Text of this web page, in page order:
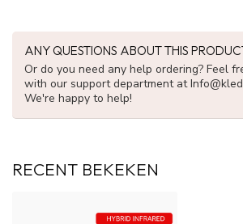
ANY QUESTIONS ABOUT THIS
Or do you need any help ordering? Feel
with our support department at
We're happy to help!
RECENT BEKEKEN